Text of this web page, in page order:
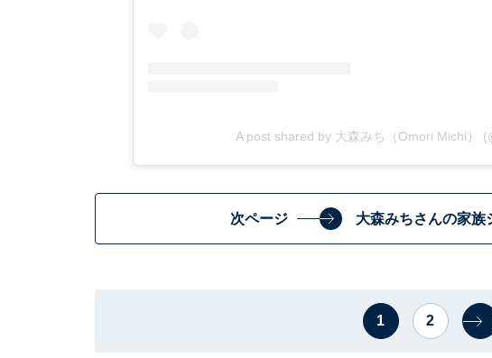
A post shared by 大森みち（Omori Michi）
次ページ 大森みちさんの家族
1 2